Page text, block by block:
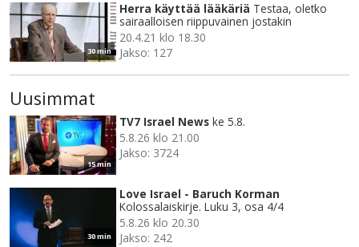
30 min
Herra käyttää lääkäriä Testaa, oletko
sairaalloisen riippuvainen jostakin
20.4.21 klo 18.30
Jakso: 127
Uusimmat
15 min
TV7 Israel News ke 5.8.
5.8.26 klo 21.00
Jakso: 3724
30 min
Love Israel - Baruch Korman
Kolossalaiskirje. Luku 3, osa 4/4
5.8.26 klo 20.30
Jakso: 242